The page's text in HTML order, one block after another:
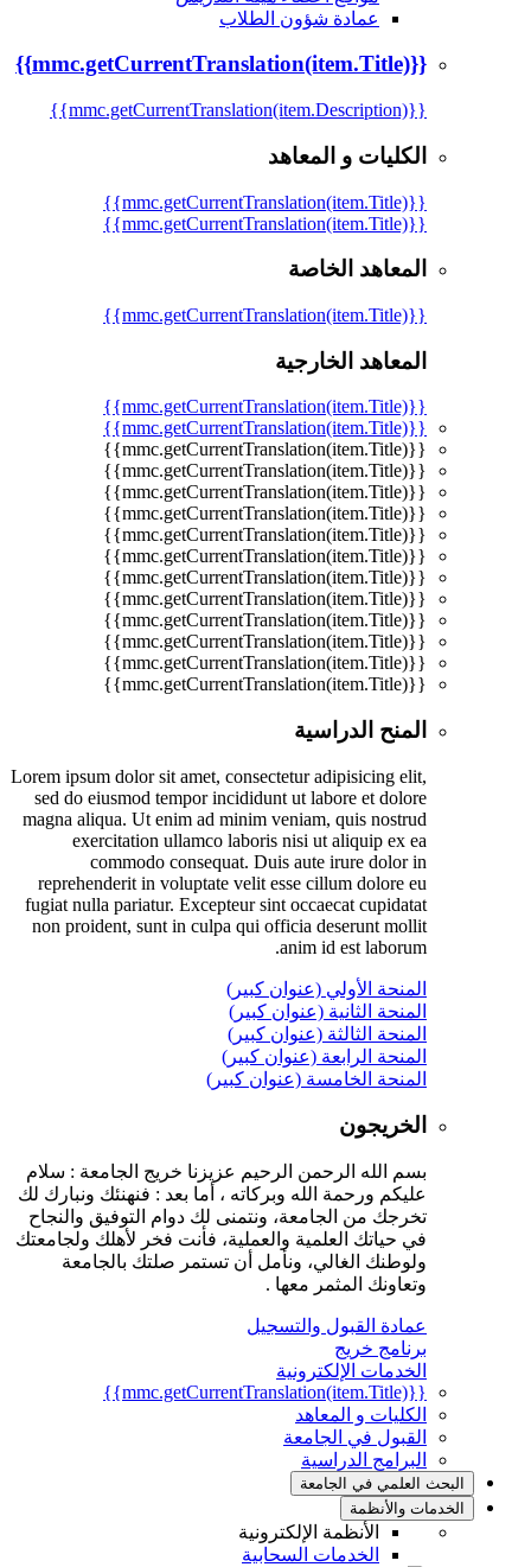
عمادة شؤون الطلاب
{{mmc.getCurrentTranslation(item.Title)}}
{{mmc.getCurrentTranslation(item.Description)}}
الكليات و المعاهد
{{mmc.getCurrentTranslation(item.Title)}}
{{mmc.getCurrentTranslation(item.Title)}}
المعاهد الخاصة
{{mmc.getCurrentTranslation(item.Title)}}
المعاهد الخارجية
{{mmc.getCurrentTranslation(item.Title)}}
{{mmc.getCurrentTranslation(item.Title)}}
{{mmc.getCurrentTranslation(item.Title)}}
{{mmc.getCurrentTranslation(item.Title)}}
{{mmc.getCurrentTranslation(item.Title)}}
{{mmc.getCurrentTranslation(item.Title)}}
{{mmc.getCurrentTranslation(item.Title)}}
{{mmc.getCurrentTranslation(item.Title)}}
{{mmc.getCurrentTranslation(item.Title)}}
{{mmc.getCurrentTranslation(item.Title)}}
{{mmc.getCurrentTranslation(item.Title)}}
{{mmc.getCurrentTranslation(item.Title)}}
{{mmc.getCurrentTranslation(item.Title)}}
{{mmc.getCurrentTranslation(item.Title)}}
المنح الدراسية
Lorem ipsum dolor sit amet, consectetur adipisicing elit,
sed do eiusmod tempor incididunt ut labore et dolore
magna aliqua. Ut enim ad minim veniam, quis nostrud
exercitation ullamco laboris nisi ut aliquip ex ea
commodo consequat. Duis aute irure dolor in
reprehenderit in voluptate velit esse cillum dolore eu
fugiat nulla pariatur. Excepteur sint occaecat cupidatat
non proident, sunt in culpa qui officia deserunt mollit
anim id est laborum.
المنحة الأولي (عنوان كبير)
المنحة الثانية (عنوان كبير)
المنحة الثالثة (عنوان كبير)
المنحة الرابعة (عنوان كبير)
المنحة الخامسة (عنوان كبير)
الخريجون
بسم الله الرحمن الرحيم عزيزنا خريج الجامعة : سلام
عليكم ورحمة الله وبركاته ، أما بعد : فنهنئك ونبارك لك
تخرجك من الجامعة، ونتمنى لك دوام التوفيق والنجاح
في حياتك العلمية والعملية، فأنت فخر لأهلك ولجامعتك
ولوطنك الغالي، ونأمل أن تستمر صلتك بالجامعة
وتعاونك المثمر معها .
عمادة القبول والتسجيل
برنامج خريج
الخدمات الإلكترونية
{{mmc.getCurrentTranslation(item.Title)}}
الكليات و المعاهد
القبول في الجامعة
البرامج الدراسية
البحث العلمي في الجامعة
الخدمات والأنظمة
الأنظمة الإلكترونية
الخدمات السحابية